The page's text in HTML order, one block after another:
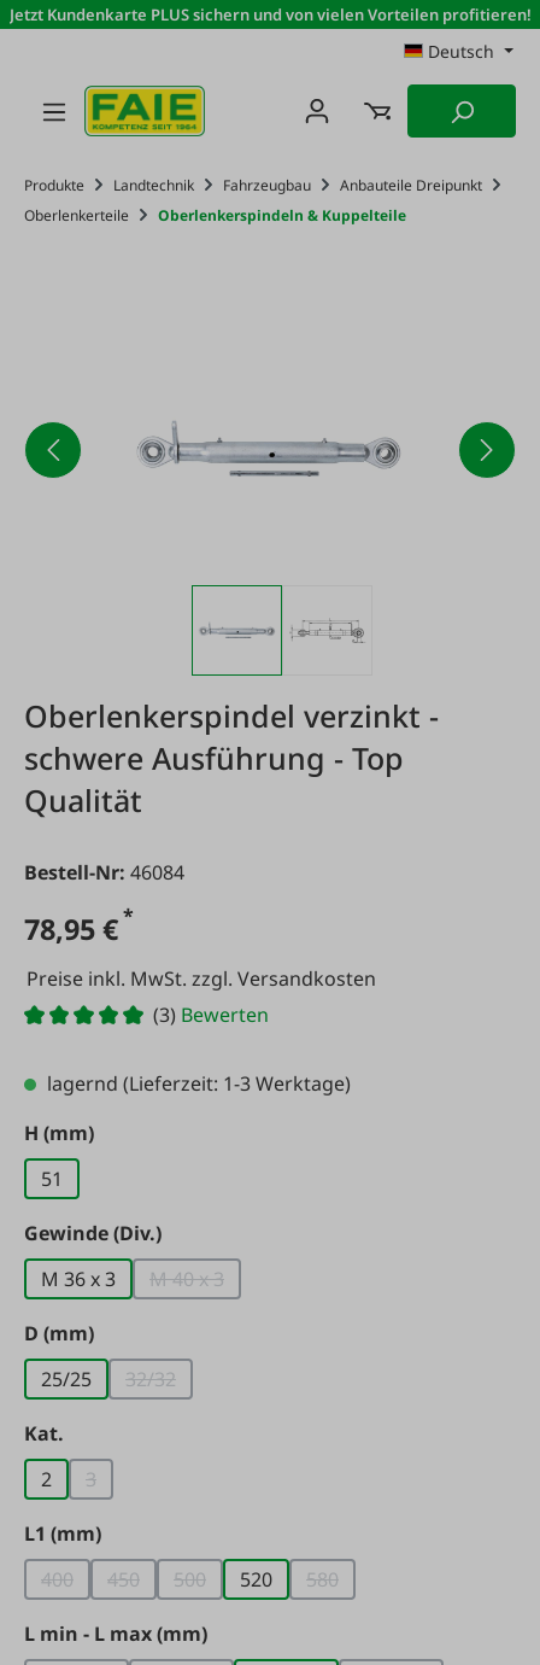
Zum Hauptinhalt springen
Jetzt Kundenkarte PLUS sichern und von vielen Vorteilen profitieren!
Deutsch
Produkte Landtechnik Fahrzeugbau
Anbauteile Dreipunkt
Oberlenkerteile
Oberlenkerspindeln & Kuppelteile
Oberlenkerspindel verzinkt -
schwere Ausführung - Top
Qualität
Bestell-Nr: 46084
78,95 €*
Preise inkl. MwSt. zzgl. Versandkosten
(3) Bewerten
lagernd (Lieferzeit: 1-3 Werktage)
H (mm)auswählen
51
Gewinde (Div.)auswählen
M 36 x 3
M 40 x 3(Diese Option ist zurzeit nicht verfügbar.)
D (mm)auswählen
25/25
32/32(Diese Option ist zurzeit nicht verfügbar.)
Kat.
2
3(Diese Option ist zurzeit nicht verfügbar.)
L1 (mm)auswählen
400(Diese Option ist zurzeit nicht verfügbar.)
450(Diese Option ist zurzeit nicht verfügbar.)
500(Diese Option ist zurzeit nicht verfügbar.)
520 580(Diese Option ist zurzeit
L min - L max (mm)auswählen